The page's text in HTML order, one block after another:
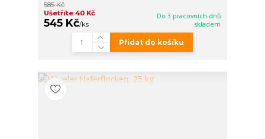
585 Kč
Ušetříte 40 Kč
545 Kč/ks
Do 3 pracovních dnů
skladem
Přidat do košíku